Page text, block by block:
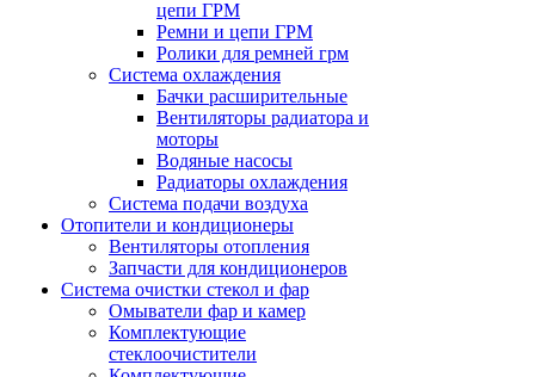
цепи ГРМ
Ремни и цепи ГРМ
Ролики для ремней грм
Система охлаждения
Бачки расширительные
Вентиляторы радиатора и
моторы
Водяные насосы
Радиаторы охлаждения
Система подачи воздуха
Отопители и кондиционеры
Вентиляторы отопления
Запчасти для кондиционеров
Система очистки стекол и фар
Омыватели фар и камер
Комплектующие
стеклоочистители